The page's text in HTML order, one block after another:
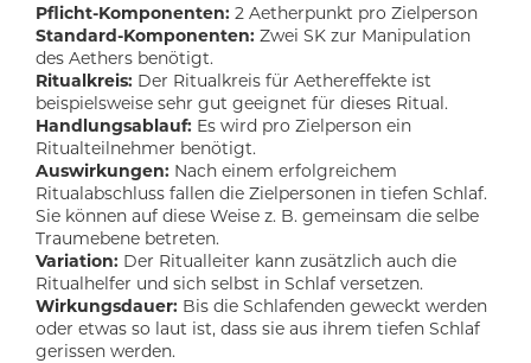
Pflicht-Komponenten: 2 Aetherpunkt pro Zielperson
Standard-Komponenten: Zwei SK zur Manipulation
des Aethers benötigt.
Ritualkreis: Der Ritualkreis für Aethereffekte ist
beispielsweise sehr gut geeignet für dieses Ritual.
Handlungsablauf: Es wird pro Zielperson ein
Ritualteilnehmer benötigt.
Auswirkungen: Nach einem erfolgreichem
Ritualabschluss fallen die Zielpersonen in tiefen Schlaf.
Sie können auf diese Weise z. B. gemeinsam die selbe
Traumebene betreten.
Variation: Der Ritualleiter kann zusätzlich auch die
Ritualhelfer und sich selbst in Schlaf versetzen.
Wirkungsdauer: Bis die Schlafenden geweckt werden
oder etwas so laut ist, dass sie aus ihrem tiefen Schlaf
gerissen werden.